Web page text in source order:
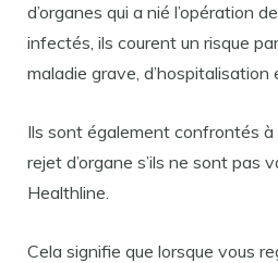
d’organes qui a nié l’opération
infectés, ils courent un risque
maladie grave, d’hospitalisation
Ils sont également confrontés à
rejet d’organe s’ils ne sont pas
Healthline.
Cela signifie que lorsque vous